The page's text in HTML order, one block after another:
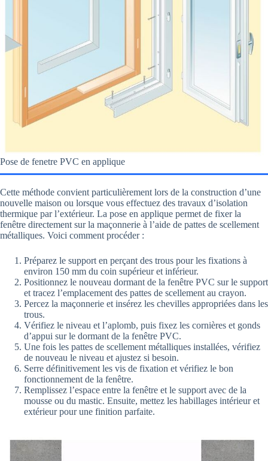
Pose de fenetre PVC en applique
Cette méthode convient particulièrement lors de la construction d’une
nouvelle maison ou lorsque vous effectuez des travaux d’isolation
thermique par l’extérieur. La pose en applique permet de fixer la
fenêtre directement sur la maçonnerie à l’aide de pattes de scellement
métalliques. Voici comment procéder :
Préparez le support en perçant des trous pour les fixations à
environ 150 mm du coin supérieur et inférieur.
Positionnez le nouveau dormant de la fenêtre PVC sur le support
et tracez l’emplacement des pattes de scellement au crayon.
Percez la maçonnerie et insérez les chevilles appropriées dans les
trous.
Vérifiez le niveau et l’aplomb, puis fixez les cornières et gonds
d’appui sur le dormant de la fenêtre PVC.
Une fois les pattes de scellement métalliques installées, vérifiez
de nouveau le niveau et ajustez si besoin.
Serre définitivement les vis de fixation et vérifiez le bon
fonctionnement de la fenêtre.
Remplissez l’espace entre la fenêtre et le support avec de la
mousse ou du mastic. Ensuite, mettez les habillages intérieur et
extérieur pour une finition parfaite.